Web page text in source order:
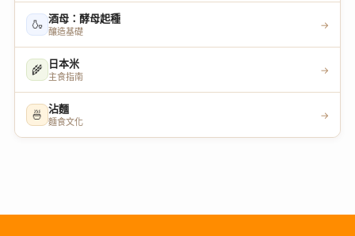
🍶 酒母：酵母起種
釀造基礎
→
🌾 日本米
主食指南
→
🍜 沾麵
麵食文化
→